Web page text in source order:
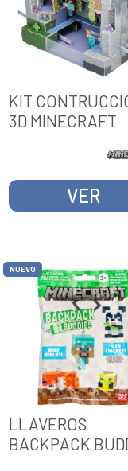
KIT
3D MINECRAFT
VER
NUEVO
LLAVEROS
BACKPACK